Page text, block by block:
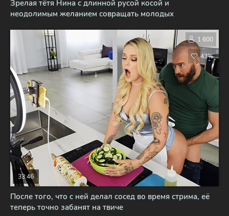
Зрелая тётя Нина с длинной русой косой и
неодолимым желанием совращать молодых
После того, что с ней делал сосед во время стрима, её
теперь точно забанят на твиче
33:46
1 600
43%